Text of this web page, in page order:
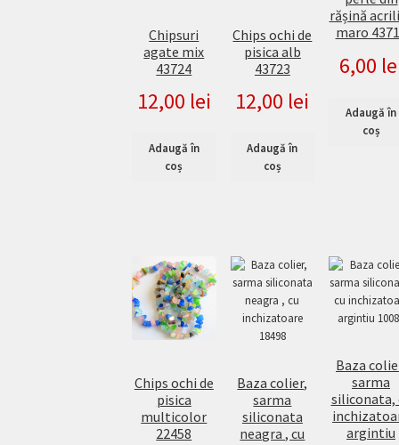
Chipsuri
agate mix
43724
12,00 lei
Adaugă în
coș
Chips ochi de
pisica alb
43723
12,00 lei
Adaugă în
coș
rășină
maro
6,00
Adaugă în
coș
Chips ochi de
pisica
multicolor
22458
Baza colier,
sarma
siliconata
neagra , cu
Baza
sarma
siliconata,
argintiu